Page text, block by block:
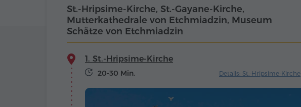
St.-Hripsime-Kirche, St.-Gayane-Kirche,
Mutterkathedrale von Etchmiadzin, Museum
Schätze von Etchmiadzin
1. St.-Hripsime-Kirche
20-30 Min. Details: St.-Hripsime-Kirche